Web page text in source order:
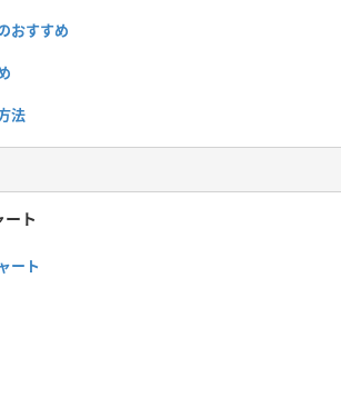
おすすめ
法
ート
ート